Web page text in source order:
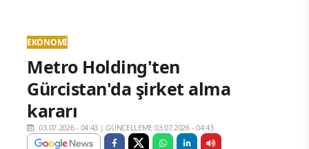
EKONOMI
Metro Holding'ten
Gürcistan'da şirket alma
kararı
03.07.2026 - 04:43 |GÜNCELLEME:03.07.2026 - 04:43